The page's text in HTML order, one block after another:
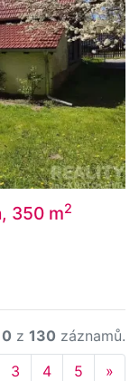
350 m2
z 130 záznamů.
3 4 5 »